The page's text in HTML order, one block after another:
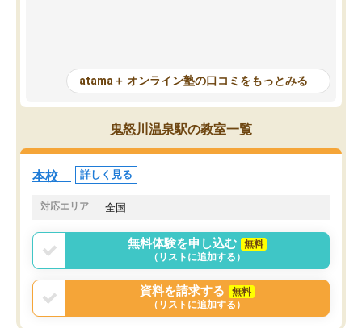
が、自分で自分の管理ができない人に
とっては難しい部分もあるのではない
かと思った。
元数が可視化されるので
しながら意欲的に取り組
常に効果を実感している
になった現在も大学受験
して利用しており、自信
すめできる塾です。
atama＋ オンライン塾の口コミをもっとみる
鬼怒川温泉駅の教室一覧
本校 詳しく見る
対応エリア 全国
無料体験を申し込む
無料
（リストに追加する）
資料を請求する
無料
（リストに追加する）